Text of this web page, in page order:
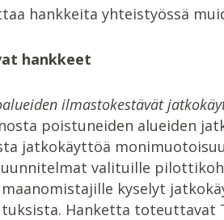
hankkeita yhteistyössä
hankkeet
ilmastokestävät
poistuneiden alueiden
jatkokäyttöä
valituille
kyselyt
Hanketta toteuttavat